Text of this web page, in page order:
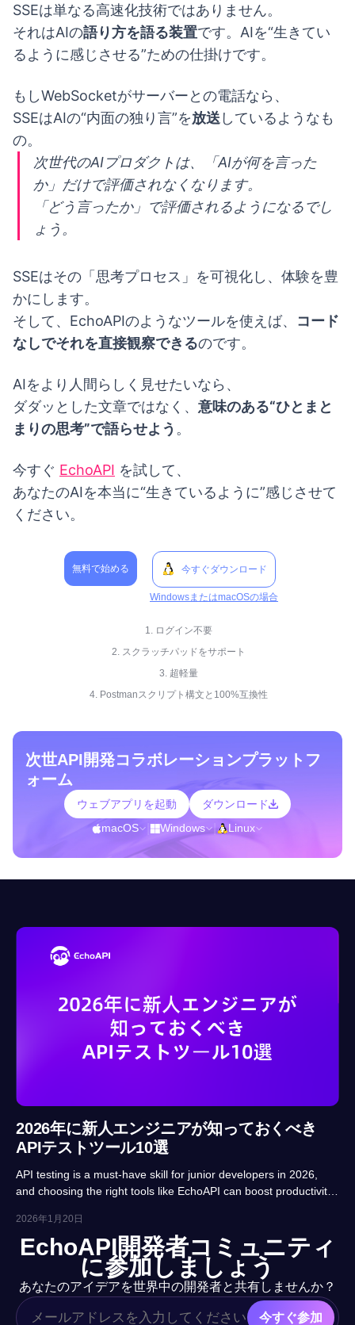
SSEは単なる高速化技術ではありません。
それはAIの語り方を語る装置です。AIを“生きてい
るように感じさせる”ための仕掛けです。
もしWebSocketがサーバーとの電話なら、
SSEはAIの“内面の独り言”を放送 しているようなも
の。
次世代のAIプロダクトは、「AIが何を言った
か」だけで評価されなくなります。
「どう言ったか」で評価されるようになるでし
ょう。
SSEはその「思考プロセス」を可視化し、体験を豊
かにします。
そして、EchoAPIのようなツールを使えば、 コード
なしでそれを直接観察できるのです。
AIをより人間らしく見せたいなら、
ダダッとした文章ではなく、 意味のある“ひとまと
まりの思考”で語らせよう 。
今すぐ EchoAPI を試して、
あなたのAIを本当に“生きているように”感じさせて
ください。
無料で始める 今すぐダウンロード
WindowsまたはmacOSの場合
1. ログイン不要
2. スクラッチパッドをサポート
3. 超軽量
4. Postmanスクリプト構文と100%互換性
次世API開発コラボレーションプラットフ
ォーム
ウェブアプリを起動
ダウンロード
macOS
Windows Linux
2026年に新人エンジニアが知っておくべき
APIテストツール10選
API testing is a must-have skill for junior developers in 2026,
and choosing the right tools like EchoAPI can boost productivity
essential tools, balancing usability, automation and real-project
adaptability for beginners.
2026年1月20日
EchoAPI開発者コミュニティ
に参加しましょう
あなたのアイデアを世界中の開発者と共有しませんか？
今すぐ参加